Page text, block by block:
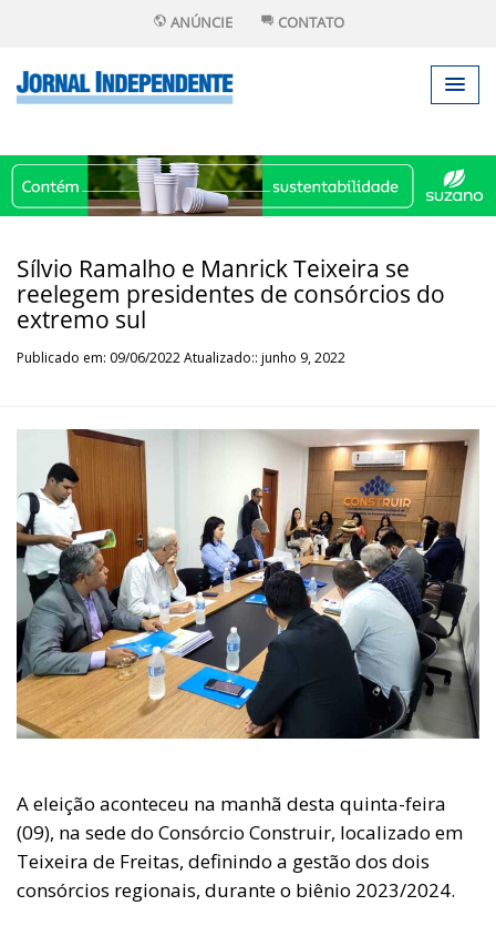
ANÚNCIE CONTATO
Sílvio Ramalho e Manrick Teixeira se
reelegem presidentes de consórcios do
extremo sul
Publicado em: 09/06/2022 Atualizado:: junho 9, 2022
A eleição aconteceu na manhã desta quinta-feira
(09), na sede do Consórcio Construir, localizado em
Teixeira de Freitas, definindo a gestão dos dois
consórcios regionais, durante o biênio 2023/2024.